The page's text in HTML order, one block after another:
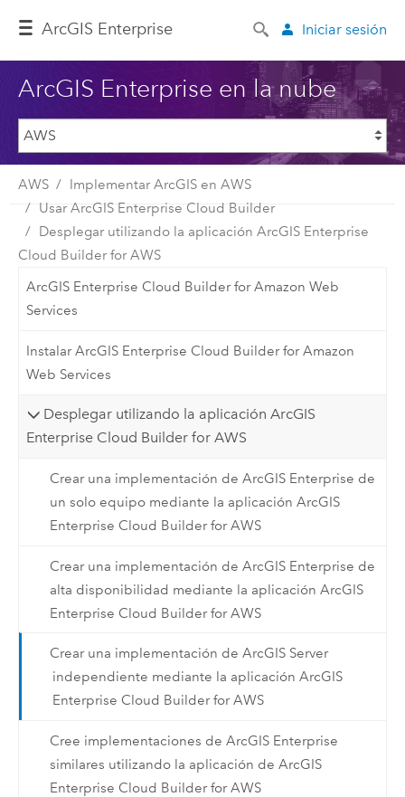
ArcGIS Enterprise Iniciar sesión
ArcGIS Enterprise en la nube
AWS
Implementar ArcGIS en AWS
Usar ArcGIS Enterprise Cloud Builder
Desplegar utilizando la aplicación ArcGIS Enterprise
Cloud Builder for AWS
ArcGIS Enterprise Cloud Builder for Amazon Web
Services
Instalar ArcGIS Enterprise Cloud Builder for Amazon
Web Services
Desplegar utilizando la aplicación ArcGIS
Enterprise Cloud Builder for AWS
Crear una implementación de ArcGIS Enterprise de
un solo equipo mediante la aplicación ArcGIS
Enterprise Cloud Builder for AWS
Crear una implementación de ArcGIS Enterprise de
alta disponibilidad mediante la aplicación ArcGIS
Enterprise Cloud Builder for AWS
Crear una implementación de ArcGIS Server
independiente mediante la aplicación ArcGIS
Enterprise Cloud Builder for AWS
Cree implementaciones de ArcGIS Enterprise
similares utilizando la aplicación de ArcGIS
Enterprise Cloud Builder for AWS